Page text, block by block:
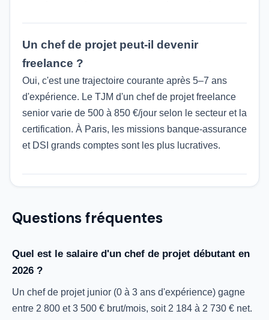
Un chef de projet peut-il devenir
freelance ?
Oui, c'est une trajectoire courante après 5–7 ans
d'expérience. Le TJM d'un chef de projet freelance
senior varie de 500 à 850 €/jour selon le secteur et la
certification. À Paris, les missions banque-assurance
et DSI grands comptes sont les plus lucratives.
Questions fréquentes
Quel est le salaire d'un chef de projet débutant en
2026 ?
Un chef de projet junior (0 à 3 ans d'expérience) gagne
entre 2 800 et 3 500 € brut/mois, soit 2 184 à 2 730 € net.